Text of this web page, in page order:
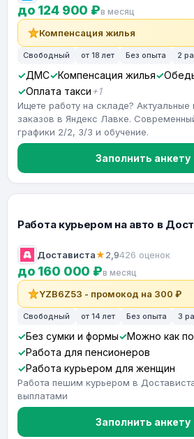
до 124 900 ₽в месяц
Компенсация жилья
Свободный от 18 лет Без опыта 2
ДМС Компенсация жилья
Оплата такси +1
Ищете работу на складе?
заказов в Яндекс Лавке.
графики 2/2, 3/3 и обучение.
Заполнить анкету
Работа курьером на авто в
Достависта★2,9426 оценок
до 160 000 ₽в месяц
YZB6Z53 - промокод на 300 ₽
Свободный от 14 лет Без опыта 3
Без сумки и формы
Можно как
Работа для пенсионеров
Работа курьером для женщин
Работа пешим курьером в
выплатами
Заполнить анкету